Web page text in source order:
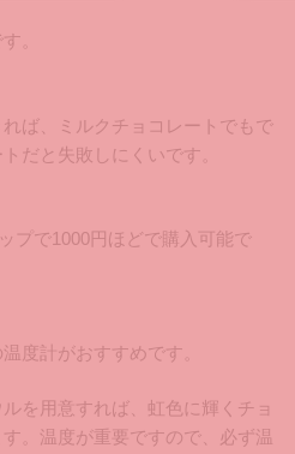
。
ば、ミルクチョコレートでもで
だと失敗しにくいです。
プで1000円ほどで購入可能で
度計がおすすめです。
を用意すれば、虹色に輝くチョ
。温度が重要ですので、必ず温